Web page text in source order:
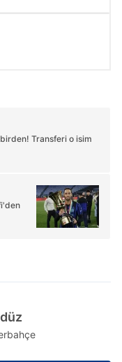
Transferi o isim